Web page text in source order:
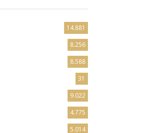
14.881
8.256
8.588
31
9.022
4.775
5.014